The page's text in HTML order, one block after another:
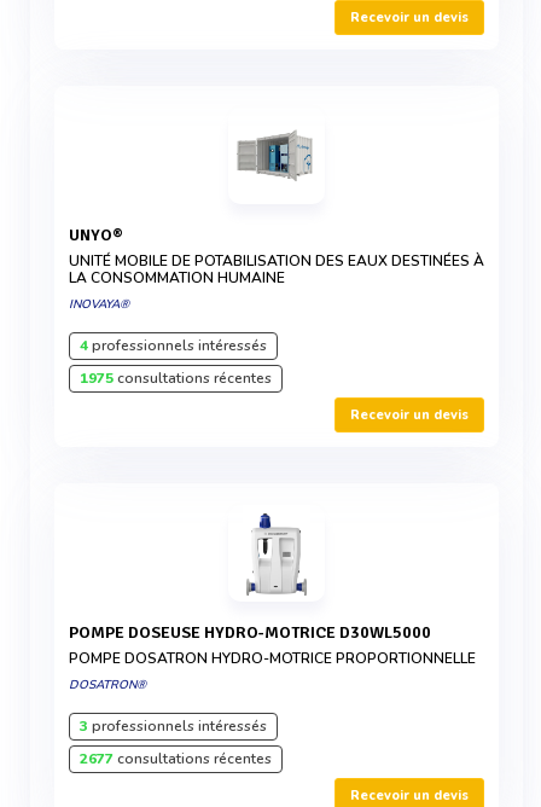
Recevoir un devis
UNYO®
UNITÉ MOBILE DE POTABILISATION DES EAUX DESTINÉES À
LA CONSOMMATION HUMAINE
INOVAYA®
4professionnels intéressés
1975consultations récentes
Recevoir un devis
POMPE DOSEUSE HYDRO-MOTRICE D30WL5000
POMPE DOSATRON HYDRO-MOTRICE PROPORTIONNELLE
DOSATRON®
3 professionnels intéressés
2677consultations récentes
Recevoir un devis